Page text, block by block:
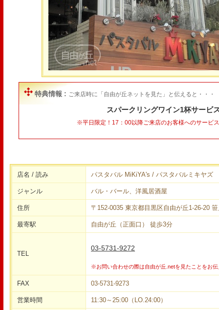
特典情報 : ご来店時に「自由が丘ネットを見た」と伝えると・・・
スパークリングワイン1杯サービ
※平日限定！17：00以降ご来店のお客様へのサービ
店名 / 読み パスタバル MiKiYA's / パスタバルミキヤズ
ジャンル バル・バール、洋風居酒屋
住所 〒152-0035 東京都目黒区自由が丘1-26-20
最寄駅 自由が丘（正面口） 徒歩3分
TEL
03-5731-9272
※お問い合わせの際は自由が丘.netを見たことをお
FAX 03-5731-9273
営業時間 11:30～25:00（LO.24:00）